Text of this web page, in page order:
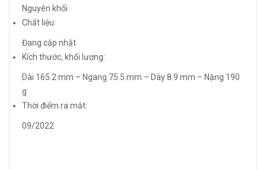
Nguyên khối
Chất liệu:
Đang cập nhật
Kích thước, khối lượng:
Dài 165.2 mm – Ngang 75.5 mm – Dày 8.9 mm – Nặng 190
g
Thời điểm ra mắt:
09/2022